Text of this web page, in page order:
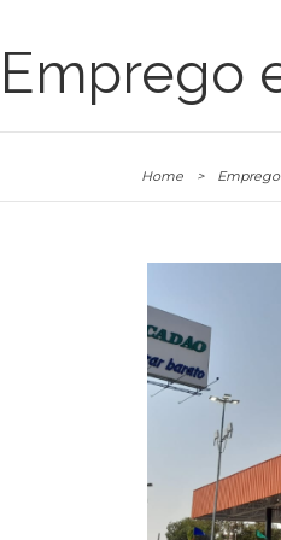
Emprego
Home > Emprego